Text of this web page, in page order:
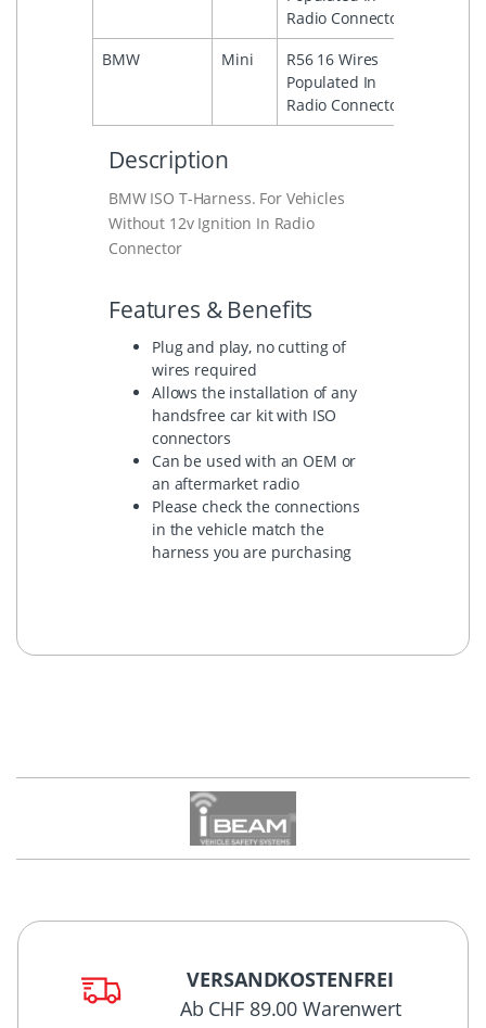
Radio Connector
BMW
Mini
R56 16 Wires
Populated In
Radio Connector
Description
BMW ISO T-Harness. For Vehicles
Without 12v Ignition In Radio
Connector
Features & Benefits
Plug and play, no cutting of
wires required
Allows the installation of any
handsfree car kit with ISO
connectors
Can be used with an OEM or
an aftermarket radio
Please check the connections
in the vehicle match the
harness you are purchasing
VERSANDKOSTENFREI
Ab CHF 89.00 Warenwert